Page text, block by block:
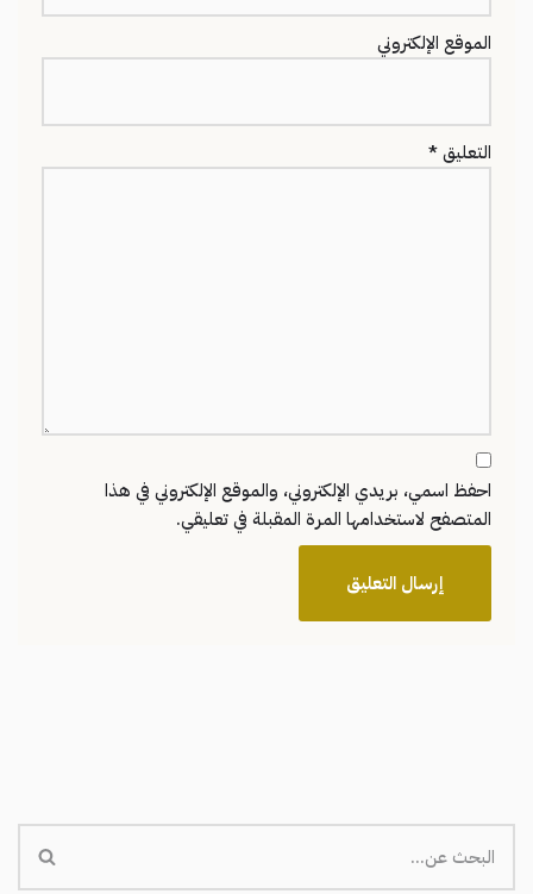
الموقع الإلكتروني
التعليق*
احفظ اسمي، بريدي الإلكتروني، والموقع الإلكتروني في هذا
المتصفح لاستخدامها المرة المقبلة في تعليقي.